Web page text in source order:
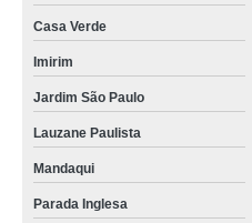
Casa Verde
Imirim
Jardim São Paulo
Lauzane Paulista
Mandaqui
Parada Inglesa